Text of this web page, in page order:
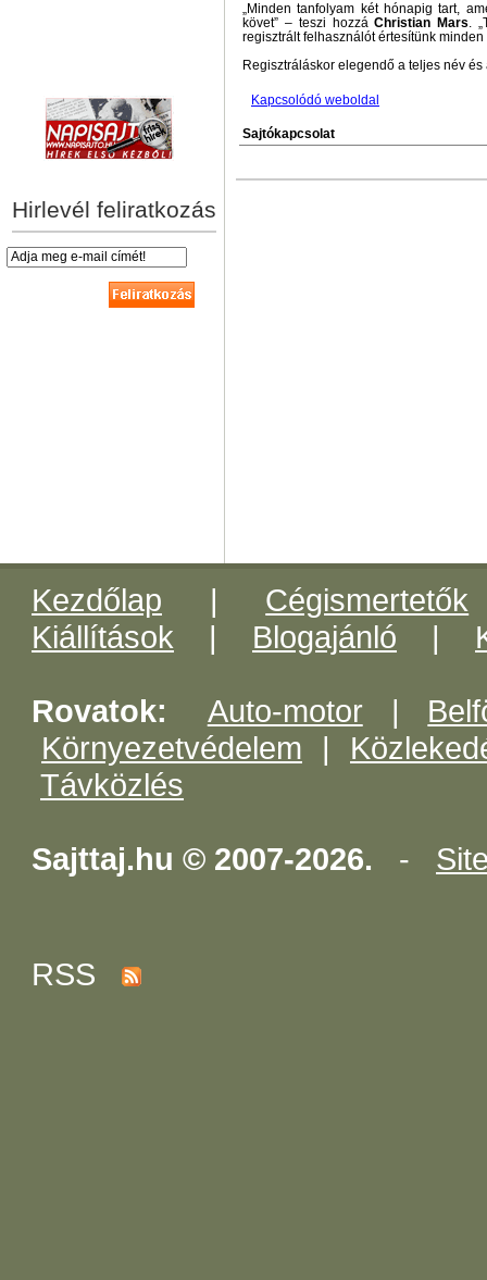
Hirlevél feliratkozás
„Minden tanfolyam két hónapig tart,
követ” – teszi hozzáChristian Mars.
regisztrált felhasználót értesítünk minden
Regisztráláskor elegendő a teljes név
Kapcsolódó weboldal
Sajtókapcsolat
Kezdőlap | Cégismertetők
Kiállítások | Blogajánló |
Rovatok: Auto-motor|
Környezetvédelem |
Távközlés
Sajttaj.hu © 2007-2026. -
RSS